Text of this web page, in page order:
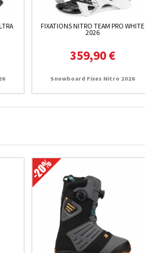
FIXATIONS NITRO TEAM PRO WHITE
2026
359,90 €
Snowboard Fixes Nitro 2026